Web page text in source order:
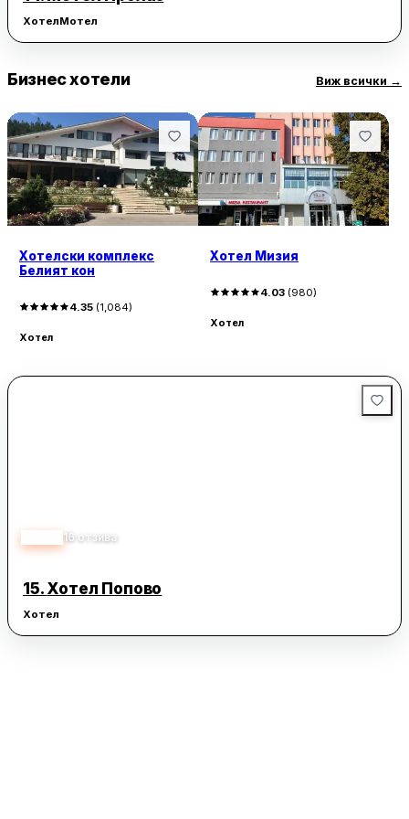
ХотелМотел
Бизнес хотели Виж всички →
Хотелски комплекс
Белият кон
4.35 (1,084)
Хотел
Хотел Мизия
4.03 (980)
Хотел
16 отзива
15. Хотел Попово
Хотел